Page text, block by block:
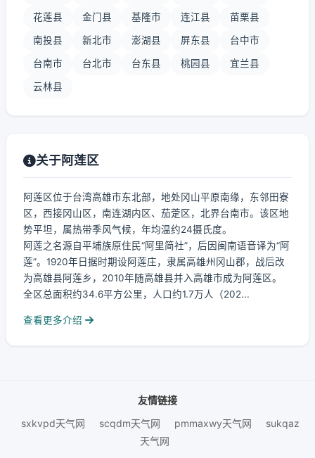
花莲县 金门县 基隆市 连江县 苗栗县
南投县 新北市 澎湖县 屏东县 台中市
台南市 台北市 台东县 桃园县 宜兰县
云林县
关于阿莲区
阿莲区位于台湾高雄市东北部，地处冈山平原南缘，东邻田寮
区，西接冈山区，南连湖内区、茄萣区，北界台南市。该区地
势平坦，属热带季风气候，年均温约24摄氏度。
阿莲之名源自平埔族原住民“阿里简社”，后因闽南语音译为“阿
莲”。1920年日据时期设阿莲庄，隶属高雄州冈山郡，战后改
为高雄县阿莲乡，2010年随高雄县并入高雄市成为阿莲区。
全区总面积约34.6平方公里，人口约1.7万人（202...
查看更多介绍
友情链接
sxkvpd天气网
scqdm天气网 pmmaxwy天气网
sukqaz
天气网